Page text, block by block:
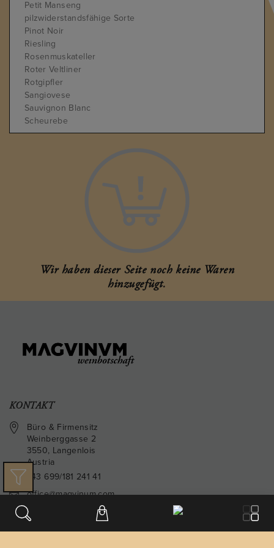
Petit Manseng
pilzwiderstandsfähige Sorte
Pinot Noir
Riesling
Rosenmuskateller
Roter Veltliner
Rotgipfler
Sangiovese
Sauvignon Blanc
Scheurebe
Sercial
Wir haben dieser Seite noch keine Waren
hinzugefügt.
KONTAKT
Büro & Firmensitz
Weinberggasse 2
3550, Langenlois
Austria
+43 699/181 241 41
office@magvinum.com